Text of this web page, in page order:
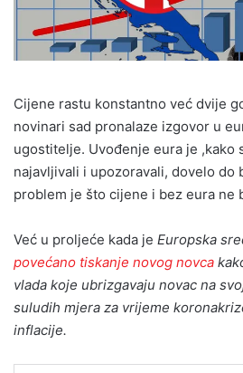
Cijene rastu konstantno već dvije
novinari sad pronalaze izgovor u
ugostitelje. Uvođenje eura je ,kako
najavljivali i upozoravali, dovelo do
problem je što cijene i bez eura ne
Već u proljeće kada je Europska
povećano tiskanje novog novca
vlada koje ubrizgavaju novac na
suludih mjera za vrijeme
inflacije.